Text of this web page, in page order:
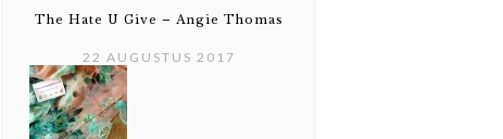
The Hate U Give – Angie Thomas
22 AUGUSTUS 2017